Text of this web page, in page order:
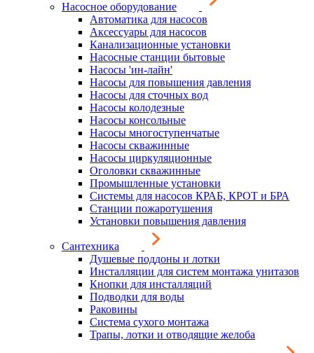
Насосное оборудование
Автоматика для насосов
Аксессуары для насосов
Канализационные установки
Насосные станции бытовые
Насосы 'ин-лайн'
Насосы для повышения давления
Насосы для сточных вод
Насосы колодезные
Насосы консольные
Насосы многоступенчатые
Насосы скважинные
Насосы циркуляционные
Оголовки скважинные
Промышленные установки
Системы для насосов КРАБ, КРОТ и БРА
Станции пожаротушения
Установки повышения давления
Сантехника
Душевые поддоны и лотки
Инсталляции для систем монтажа унитазов
Кнопки для инсталляций
Подводки для воды
Раковины
Система сухого монтажа
Трапы, лотки и отводящие желоба